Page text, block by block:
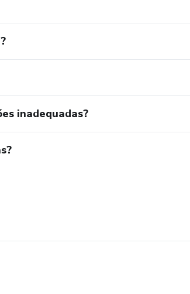
inadequadas?